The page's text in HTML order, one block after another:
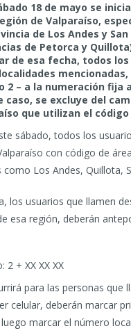
18 de mayo se
de Valparaíso,
de Los Andes y
de Petorca y
de esa fecha, todos
2 – a la numeración fija
caso, se excluye del
que utilizan el
sábado, todos los
con código de
como Los Andes, Quillota,
los usuarios que llamen
esa región, deberán
2 + XX XX XX
para las personas que
celular, deberán marcar
marcar el número